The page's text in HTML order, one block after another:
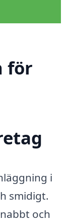
för
i
smidigt.
och